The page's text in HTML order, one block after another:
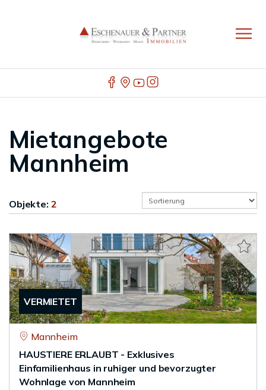
Mietangebote
Mannheim
Objekte: 2
VERMIETET
Mannheim
HAUSTIERE ERLAUBT - Exklusives
Einfamilienhaus in ruhiger und bevorzugter
Wohnlage von Mannheim